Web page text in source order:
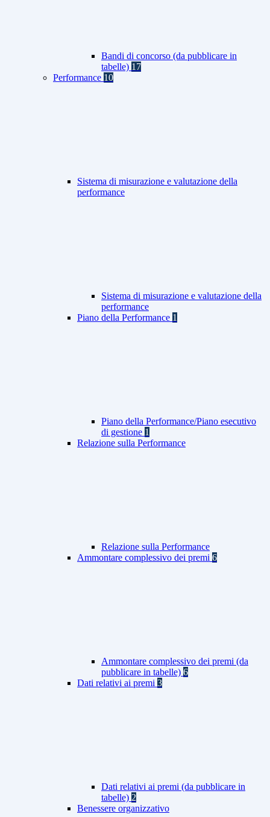
Bandi di concorso (da pubblicare in
tabelle) 17
Performance 10
Sistema di misurazione e valutazione della
performance
Sistema di misurazione e valutazione della
performance
Piano della Performance 1
Piano della Performance/Piano esecutivo
di gestione 1
Relazione sulla Performance
Relazione sulla Performance
Ammontare complessivo dei premi 6
Ammontare complessivo dei premi (da
pubblicare in tabelle) 6
Dati relativi ai premi 3
Dati relativi ai premi (da pubblicare in
tabelle) 2
Benessere organizzativo